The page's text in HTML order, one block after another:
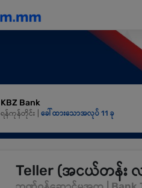
KBZ Bank
ရန်ကုန်တိုင်း | ခေါ်ထားသောအလုပ် 11 ခု
Teller (အငယ်တန်း